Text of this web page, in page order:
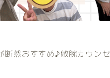
断然おすすめ♪敏腕カウンセ